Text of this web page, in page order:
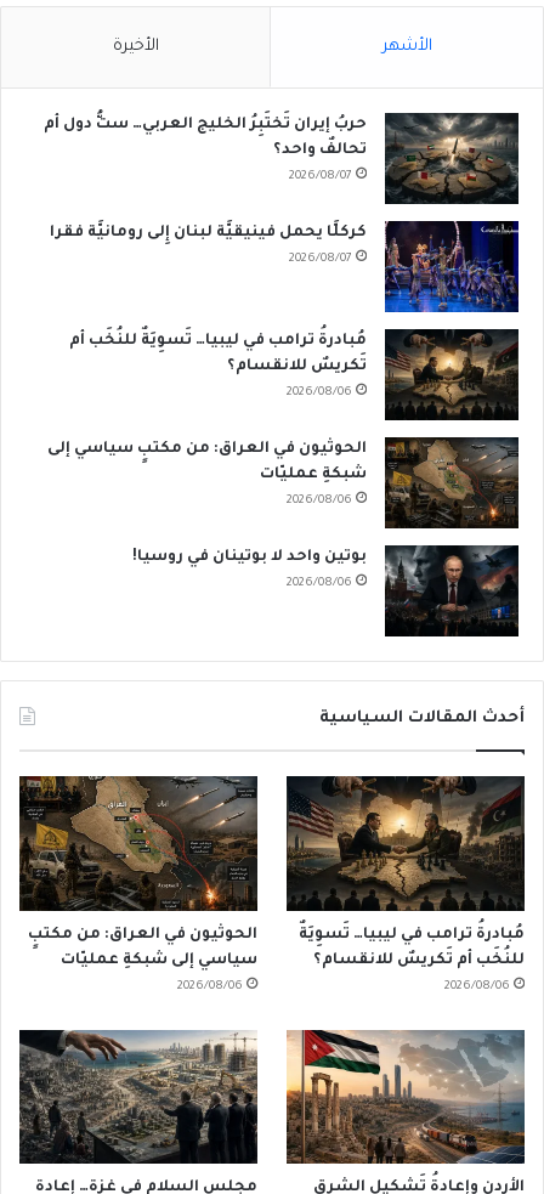
الأشهر الأخيرة
حربُ إيران تَختَبِرُ الخليج العربي… ستُّ دول أم
تحالفٌ واحد؟
2026/08/07
كركلَّا يحمل فينيقيَّة لبنان إِلى رومانيَّة فقرا
2026/08/07
مُبادرةُ ترامب في ليبيا… تَسوِيَةٌ للنُخَب أم
تَكريسٌ للانقسام؟
2026/08/06
الحوثيون في العراق: من مكتبٍ سياسي إلى
شبكةِ عمليّات
2026/08/06
بوتين واحد لا بوتينان في روسيا!
2026/08/06
أحدث المقالات السياسية
مُبادرةُ ترامب في ليبيا… تَسوِيَةٌ
للنُخَب أم تَكريسٌ للانقسام؟
2026/08/06
الحوثيون في العراق: من مكتبٍ
سياسي إلى شبكةِ عمليّات
2026/08/06
الأردن وإعادةُ تَشكيلِ الشرق
مجلس السلام في غزة… إعادة